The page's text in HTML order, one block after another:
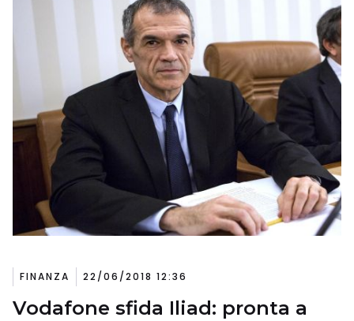
FINANZA 22/06/2018 12:36
Vodafone sfida Iliad: pronta a